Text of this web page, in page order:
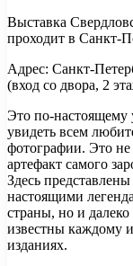
Выставка
проходит в Санкт-
Адрес: Санкт-
(вход со двора, 2
Это по-настоящему
увидеть всем
фотографии. Это
артефакт самого
Здесь
настоящими
страны, но и
известны каждому
изданиях.